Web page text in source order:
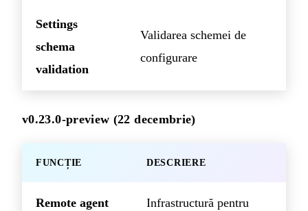
Settings
schema
validation
Validarea schemei de
configurare
v0.23.0-preview (22 decembrie)
FUNCȚIE DESCRIERE
Remote agent
Infrastructură pentru